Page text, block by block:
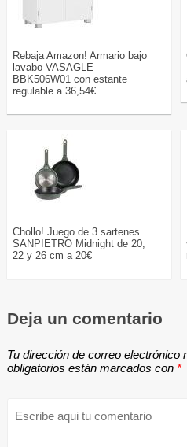
Rebaja Amazon! Armario bajo
lavabo VASAGLE
BBK506W01 con estante
regulable a 36,54€
Chollo! Juego de 3 sartenes
SANPIETRO Midnight de 20,
22 y 26 cm a 20€
Deja un comentario
Tu dirección de correo electrónico
obligatorios están marcados con *